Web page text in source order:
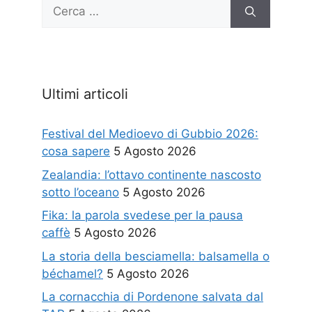
Ricerca
Ultimi articoli
Festival del Medioevo di Gubbio 2026:
cosa sapere 5 Agosto 2026
Zealandia: l’ottavo continente nascosto
sotto l’oceano 5 Agosto 2026
Fika: la parola svedese per la pausa
caffè 5 Agosto 2026
La storia della besciamella: balsamella o
béchamel? 5 Agosto 2026
La cornacchia di Pordenone salvata dal